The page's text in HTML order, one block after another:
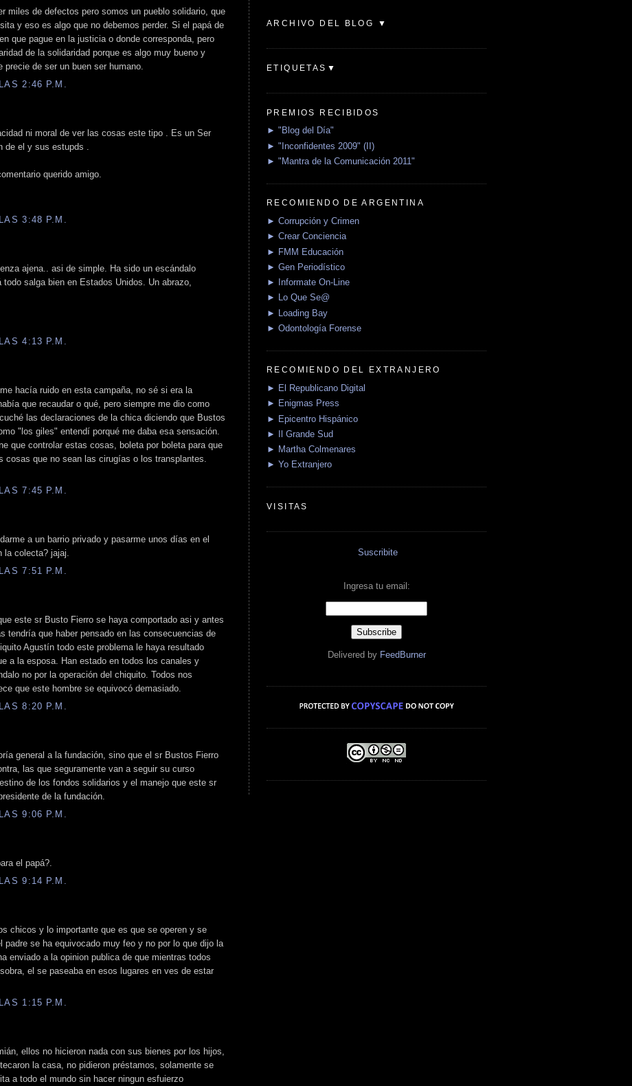
miles de defectos pero somos un pueblo solidario, que
y eso es algo que no debemos perder. Si el papá de
que pague en la justicia o donde corresponda, pero
de la solidaridad porque es algo muy bueno y
precie de ser un buen ser humano.
2:46 P.M.
ni moral de ver las cosas este tipo . Es un Ser
de el y sus estupds .
querido amigo.
3:48 P.M.
ajena.. asi de simple. Ha sido un escándalo
salga bien en Estados Unidos. Un abrazo,
4:13 P.M.
hacía ruido en esta campaña, no sé si era la
que recaudar o qué, pero siempre me dio como
las declaraciones de la chica diciendo que Bustos
"los giles" entendí porqué me daba esa sensación.
que controlar estas cosas, boleta por boleta para que
cosas que no sean las cirugías o los transplantes.
7:45 P.M.
a un barrio privado y pasarme unos días en el
la colecta? jajaj.
7:51 P.M.
este sr Busto Fierro se haya comportado asi y antes
tendría que haber pensado en las consecuencias de
Agustín todo este problema le haya resultado
a la esposa. Han estado en todos los canales y
no por la operación del chiquito. Todos nos
que este hombre se equivocó demasiado.
8:20 P.M.
general a la fundación, sino que el sr Bustos Fierro
las que seguramente van a seguir su curso
de los fondos solidarios y el manejo que este sr
de la fundación.
9:06 P.M.
el papá?.
9:14 P.M.
chicos y lo importante que es que se operen y se
padre se ha equivocado muy feo y no por lo que dijo la
enviado a la opinion publica de que mientras todos
el se paseaba en esos lugares en ves de estar
1:15 P.M.
ellos no hicieron nada con sus bienes por los hijos,
la casa, no pidieron préstamos, solamente se
a todo el mundo sin hacer ningun esfuierzo
ARCHIVO DEL BLOG ▼
ETIQUETAS▼
PREMIOS RECIBIDOS
► "Blog del Día"
► "Inconfidentes 2009" (II)
► "Mantra de la Comunicación 2011"
RECOMIENDO DE ARGENTINA
► Corrupción y Crimen
► Crear Conciencia
► FMM Educación
► Gen Periodístico
► Informate On-Line
► Lo Que Se@
► Loading Bay
► Odontología Forense
RECOMIENDO DEL EXTRANJERO
► El Republicano Digital
► Enigmas Press
► Epicentro Hispánico
► Il Grande Sud
► Martha Colmenares
► Yo Extranjero
VISITAS
Suscribite
Ingresa tu email:
Delivered by FeedBurner